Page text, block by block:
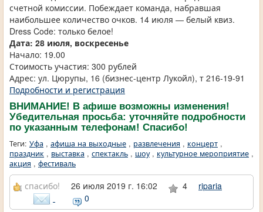
счетной комиссии. Побеждает команда, набравшая
наибольшее количество очков. 14 июля — белый квиз.
Dress Code: только белое!
Дата: 28 июля, воскресенье
Начало: 19.00
Стоимость участия: 300 рублей
Адрес: ул. Цюрупы, 16 (бизнес-центр Лукойл), т 216-19-91
Подробности и регистрация
ВНИМАНИЕ! В афише возможны изменения!
Убедительная просьба: уточняйте подробности
по указанным телефонам! Спасибо!
Теги: Уфа , афиша на выходные , развлечения , концерт ,
праздник , выставка , спектакль , шоу, культурное мероприятие ,
акция , фестиваль
спасибо! 26 июля 2019 г. 16:02 4
riparia
0